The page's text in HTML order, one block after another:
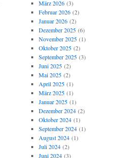
März 2026(3)
Februar 2026(2)
Januar 2026(2)
Dezember 2025(6)
November 2025(1)
Oktober 2025(2)
September 2025(3)
Juni 2025(2)
Mai 2025(2)
April 2025(1)
März 2025(1)
Januar 2025(1)
Dezember 2024(2)
Oktober 2024(1)
September 2024(1)
August 2024(1)
Juli 2024(2)
Juni 2024(3)